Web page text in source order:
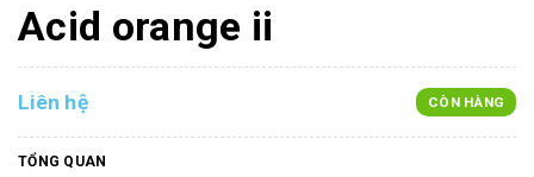
Acid orange ii
Liên hệ CÒN HÀNG
TỔNG QUAN